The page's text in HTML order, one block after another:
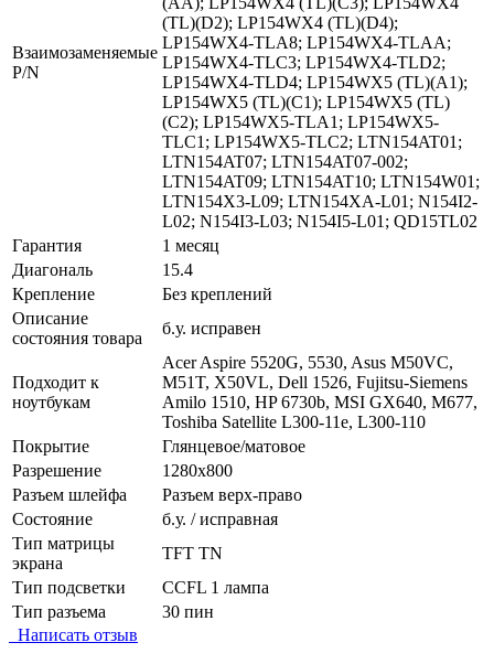
Взаимозаменяемые
P/N
(TL)(D2); LP154WX4 (TL)(D4);
LP154WX4-TLA8; LP154WX4-TLAA;
LP154WX4-TLC3; LP154WX4-TLD2;
LP154WX4-TLD4; LP154WX5 (TL)(A1);
LP154WX5 (TL)(C1); LP154WX5 (TL)
(C2); LP154WX5-TLA1; LP154WX5-
TLC1; LP154WX5-TLC2; LTN154AT01;
LTN154AT07; LTN154AT07-002;
LTN154AT09; LTN154AT10; LTN154W01;
LTN154X3-L09; LTN154XA-L01; N154I2-
L02; N154I3-L03; N154I5-L01; QD15TL02
Гарантия
1 месяц
Диагональ
15.4
Крепление
Без креплений
Описание
состояния товара
б.у. исправен
Подходит к
ноутбукам
Acer Aspire 5520G, 5530, Asus M50VC,
M51T, X50VL, Dell 1526, Fujitsu-Siemens
Amilo 1510, HP 6730b, MSI GX640, M677,
Toshiba Satellite L300-11e, L300-110
Покрытие
Глянцевое/матовое
Разрешение
1280x800
Разъем шлейфа
Разъем верх-право
Состояние
б.у. / исправная
Тип матрицы
экрана
TFT TN
Тип подсветки
CCFL 1 лампа
Тип разъема
30 пин
Написать отзыв